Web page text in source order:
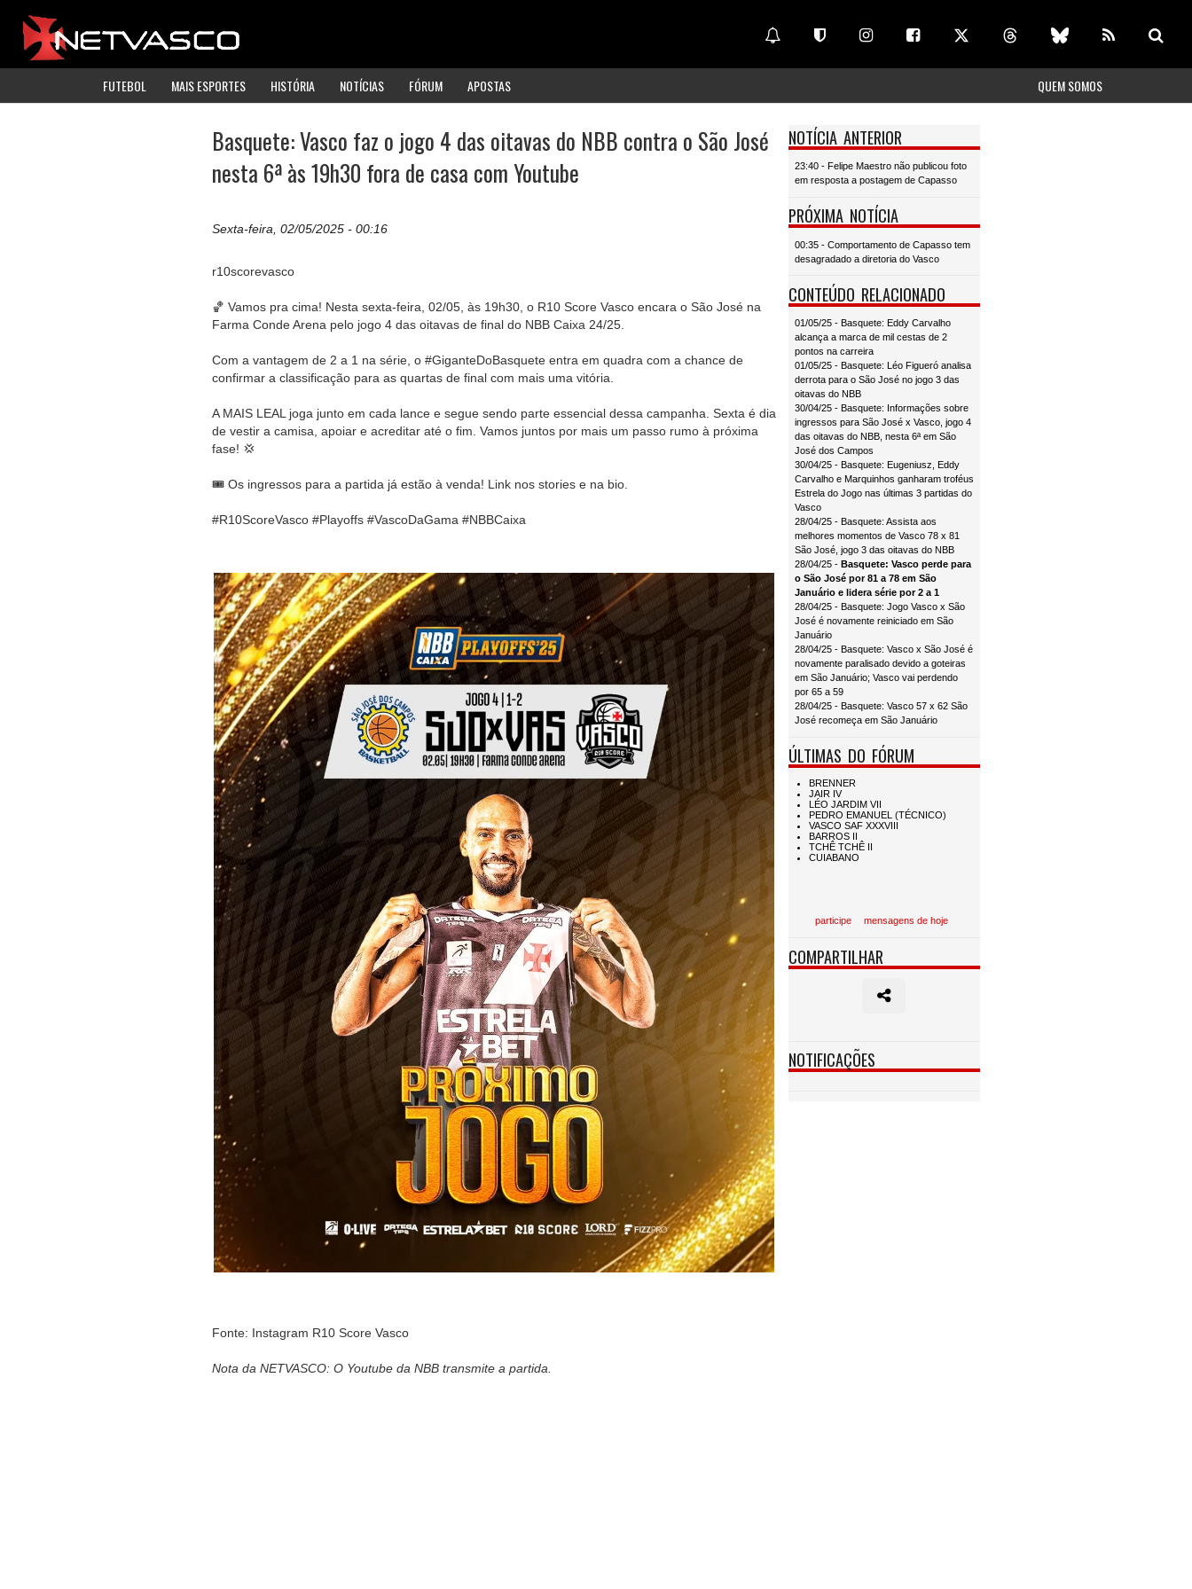
FUTEBOL MAIS ESPORTES HISTÓRIA NOTÍCIAS FÓRUM APOSTAS QUEM SOMOS
Basquete: Vasco faz o jogo 4 das oitavas do NBB contra o São José
nesta 6ª às 19h30 fora de casa com Youtube
Sexta-feira, 02/05/2025 - 00:16
r10scorevasco
🏀 Vamos pra cima! Nesta sexta-feira, 02/05, às 19h30, o R10 Score Vasco encara o São José na
Farma Conde Arena pelo jogo 4 das oitavas de final do NBB Caixa 24/25.
Com a vantagem de 2 a 1 na série, o #GiganteDoBasquete entra em quadra com a chance de
confirmar a classificação para as quartas de final com mais uma vitória.
A MAIS LEAL joga junto em cada lance e segue sendo parte essencial dessa campanha. Sexta é dia
de vestir a camisa, apoiar e acreditar até o fim. Vamos juntos por mais um passo rumo à próxima
fase! 💢
🎟️ Os ingressos para a partida já estão à venda! Link nos stories e na bio.
#R10ScoreVasco #Playoffs #VascoDaGama #NBBCaixa
Fonte: Instagram R10 Score Vasco
Nota da NETVASCO: O Youtube da NBB transmite a partida.
NOTÍCIA ANTERIOR
23:40 - Felipe Maestro não publicou foto
em resposta a postagem de Capasso
PRÓXIMA NOTÍCIA
00:35 - Comportamento de Capasso tem
desagradado a diretoria do Vasco
CONTEÚDO RELACIONADO
01/05/25 - Basquete: Eddy Carvalho
alcança a marca de mil cestas de 2
pontos na carreira
01/05/25 - Basquete: Léo Figueró analisa
derrota para o São José no jogo 3 das
oitavas do NBB
30/04/25 - Basquete: Informações sobre
ingressos para São José x Vasco, jogo 4
das oitavas do NBB, nesta 6ª em São
José dos Campos
30/04/25 - Basquete: Eugeniusz, Eddy
Carvalho e Marquinhos ganharam troféus
Estrela do Jogo nas últimas 3 partidas do
Vasco
28/04/25 - Basquete: Assista aos
melhores momentos de Vasco 78 x 81
São José, jogo 3 das oitavas do NBB
28/04/25 - Basquete: Vasco perde para
o São José por 81 a 78 em São
Januário e lidera série por 2 a 1
28/04/25 - Basquete: Jogo Vasco x São
José é novamente reiniciado em São
Januário
28/04/25 - Basquete: Vasco x São José é
novamente paralisado devido a goteiras
em São Januário; Vasco vai perdendo
por 65 a 59
28/04/25 - Basquete: Vasco 57 x 62 São
José recomeça em São Januário
ÚLTIMAS DO FÓRUM
participe mensagens de hoje
COMPARTILHAR
NOTIFICAÇÕES